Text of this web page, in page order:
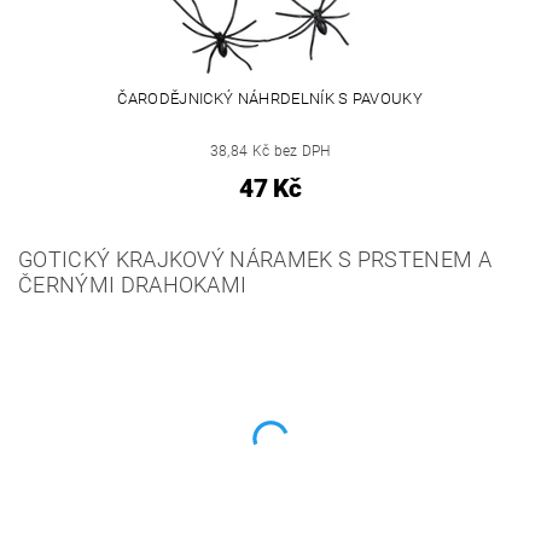
ČARODĚJNICKÝ NÁHRDELNÍK S PAVOUKY
38,84 Kč bez DPH
47 Kč
GOTICKÝ KRAJKOVÝ NÁRAMEK S PRSTENEM A
ČERNÝMI DRAHOKAMI